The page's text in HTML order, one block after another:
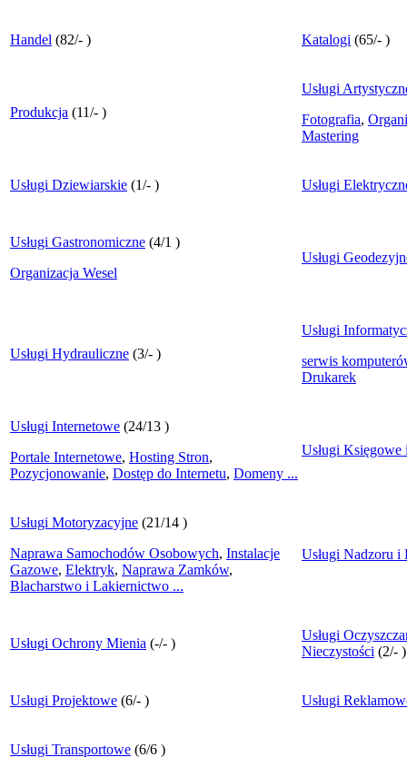
Handel (82/- ) Katalogi (65/- )
Produkcja (11/- )
Usługi
Fotografia,
Mastering
Usługi Dziewiarskie (1/- ) Usługi
Usługi Gastronomiczne (4/1 )
Organizacja Wesel
Usługi
Usługi Hydrauliczne (3/- )
Usługi
serwis
Drukarek
Usługi Internetowe (24/13 )
Portale Internetowe, Hosting Stron,
Pozycjonowanie, Dostęp do Internetu, Domeny ...
Usługi
Usługi Motoryzacyjne (21/14 )
Naprawa Samochodów Osobowych, Instalacje
Gazowe, Elektryk, Naprawa Zamków,
Blacharstwo i Lakiernictwo ...
Usługi Nadzoru
Usługi Ochrony Mienia (-/- )
Usługi
Nieczystości (2/- )
Usługi Projektowe (6/- ) Usługi
Usługi Transportowe (6/6 )